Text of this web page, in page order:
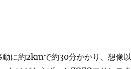
に約2kmで約30分かかり、想像以